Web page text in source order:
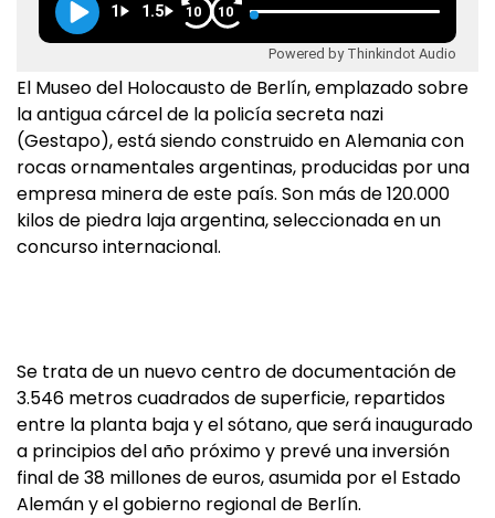
1 1.5 10 10
Powered by Thinkindot Audio
El Museo del Holocausto de Berlín, emplazado sobre
la antigua cárcel de la policía secreta nazi
(Gestapo), está siendo construido en Alemania con
rocas ornamentales argentinas, producidas por una
empresa minera de este país. Son más de 120.000
kilos de piedra laja argentina, seleccionada en un
concurso internacional.
Se trata de un nuevo centro de documentación de
3.546 metros cuadrados de superficie, repartidos
entre la planta baja y el sótano, que será inaugurado
a principios del año próximo y prevé una inversión
final de 38 millones de euros, asumida por el Estado
Alemán y el gobierno regional de Berlín.